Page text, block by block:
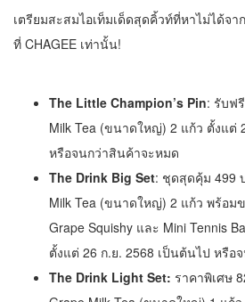
เตรียมสะสมไอเท็มเด็ดสุดคิ้วท์ที่หาไม่ได้จ
ที่ CHAGEE เท่านั้น!
The Little Champion’s Pin: รับฟ
Milk Tea (ขนาดใหญ่) 2 แก้ว ตั้งแต่
หรือจนกว่าสินค้าจะหมด
The Drink Big Set: ชุดสุดคุ้ม 499
Milk Tea (ขนาดใหญ่) 2 แก้ว พร้อม
Grape Squishy และ Mini Tennis
ตั้งแต่ 26 ก.ย. 2568 เป็นต้นไป หรือ
The Drink Light Set: ราคาพิเศษ